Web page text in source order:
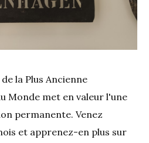
la Plus Ancienne
Monde met en valeur l'une
permanente. Venez
et apprenez-en plus sur